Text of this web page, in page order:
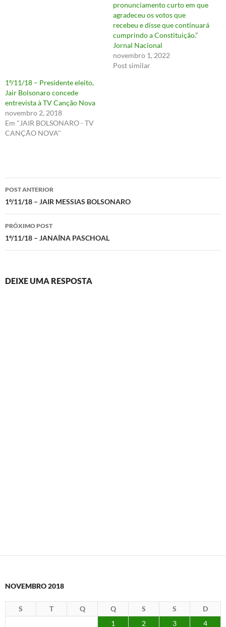
pronunciamento curto em que
agradeceu os votos que
recebeu e disse que continuará
cumprindo a Constituição.”
Jornal Nacional
novembro 1, 2022
Post similar
1º/11/18 – Presidente eleito,
Jair Bolsonaro concede
entrevista à TV Canção Nova
novembro 2, 2018
Em "JAIR BOLSONARO - TV
CANÇÃO NOVA"
Navegação
de
posts
POST ANTERIOR
1º/11/18 – JAIR MESSIAS BOLSONARO
PRÓXIMO POST
1º/11/18 – JANAÍNA PASCHOAL
DEIXE UMA RESPOSTA
NOVEMBRO 2018
S T Q Q S S
D
1
2 3 4